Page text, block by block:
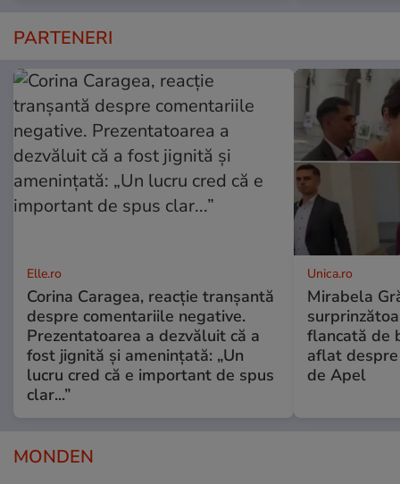
PARTENERI
Elle.ro
Corina Caragea, reacție tranșantă
despre comentariile negative.
Prezentatoarea a dezvăluit că a
fost jignită și amenințată: „Un
lucru cred că e important de spus
clar...”
Unica.ro
Mirabela
flancată de
aflat
de Apel
MONDEN